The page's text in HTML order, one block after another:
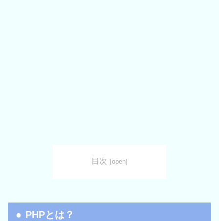
目次
PHPとは？